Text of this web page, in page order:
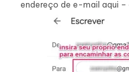
endereço de e-mail aqui –